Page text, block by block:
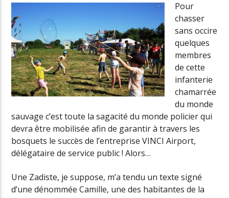
Pour
chasser
sans occire
quelques
membres
de cette
infanterie
chamarrée
du monde
sauvage c’est toute la sagacité du monde policier qui
devra être mobilisée afin de garantir à travers les
bosquets le succès de l’entreprise VINCI Airport,
délégataire de service public ! Alors…
Une Zadiste, je suppose, m’a tendu un texte signé
d’une dénommée Camille, une des habitantes de la